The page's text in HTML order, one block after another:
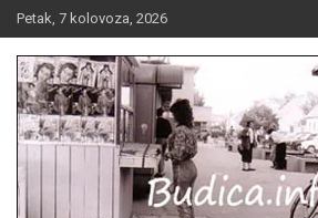
Skip
to
content
Petak, 7 kolovoza, 2026